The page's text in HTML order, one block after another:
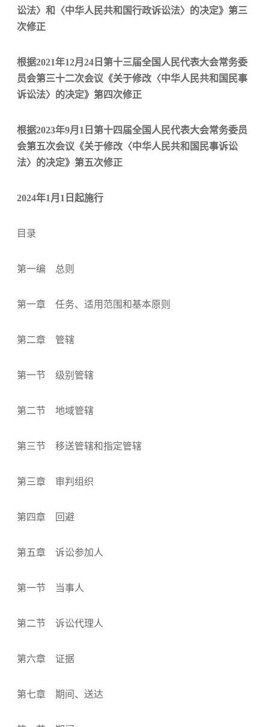
讼法〉和〈中华人民共和国行政诉讼法〉的决定》第三
次修正
根据2021年12月24日第十三届全国人民代表大会常务委
员会第三十二次会议《关于修改〈中华人民共和国民事
诉讼法〉的决定》第四次修正
根据2023年9月1日第十四届全国人民代表大会常务委员
会第五次会议《关于修改〈中华人民共和国民事诉讼
法〉的决定》第五次修正
2024年1月1日起施行
目录
第一编 总则
第一章 任务、适用范围和基本原则
第二章 管辖
第一节 级别管辖
第二节 地域管辖
第三节 移送管辖和指定管辖
第三章 审判组织
第四章 回避
第五章 诉讼参加人
第一节 当事人
第二节 诉讼代理人
第六章 证据
第七章 期间、送达